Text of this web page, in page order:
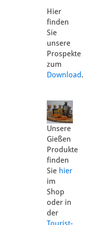
Hier
finden
Sie
unsere
Prospekte
zum
Download.
Unsere
Gießen
Produkte
finden
Sie hier
im
Shop
oder in
der